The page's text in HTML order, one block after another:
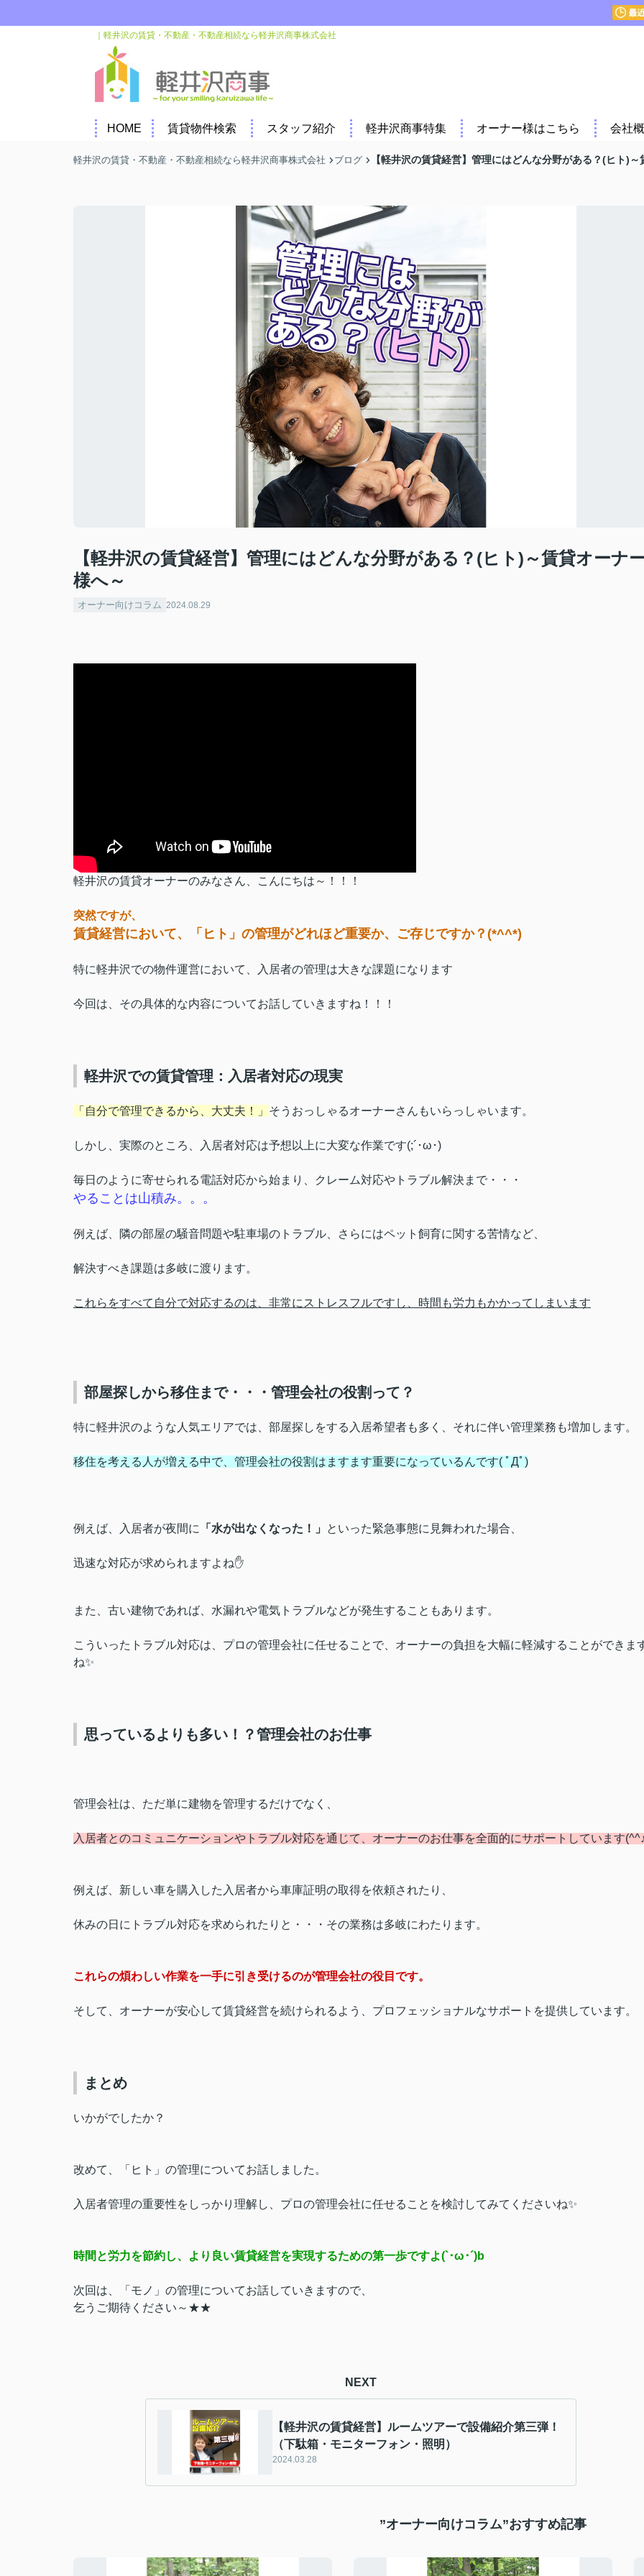
｜軽井沢の賃貸・不動産・不動産相続なら軽井沢商事株式会社
HOME 賃貸物件検索 スタッフ紹介 軽井沢商事特集 オーナー様はこちら 会社
軽井沢の賃貸・不動産・不動産相続なら軽井沢商事株式会社 ブログ 【軽井沢の賃貸経営】管理にはどんな分野がある？(ヒト)
【軽井沢の賃貸経営】管理にはどんな分野がある？(ヒト)～賃貸オーナ
様へ～
オーナー向けコラム 2024.08.29
軽井沢の賃貸オーナーのみなさん、こんにちは～！！！
突然ですが、
賃貸経営において、「ヒト」の管理がどれほど重要か、ご存じですか？(*^^*)
特に軽井沢での物件運営において、入居者の管理は大きな課題になります
今回は、その具体的な内容についてお話していきますね！！！
軽井沢での賃貸管理：入居者対応の現実
「自分で管理できるから、大丈夫！」 そうおっしゃるオーナーさんもいらっしゃいます。
しかし、実際のところ、入居者対応は予想以上に大変な作業です(;´･ω･)
毎日のように寄せられる電話対応から始まり、クレーム対応やトラブル解決まで・・・
やることは山積み。。。
例えば、隣の部屋の騒音問題や駐車場のトラブル、さらにはペット飼育に関する苦情など、
解決すべき課題は多岐に渡ります。
これらをすべて自分で対応するのは、非常にストレスフルですし、時間も労力もかかってしまいます
部屋探しから移住まで・・・管理会社の役割って？
特に軽井沢のような人気エリアでは、部屋探しをする入居希望者も多く、それに伴い管理業務も増加します。
移住を考える人が増える中で、管理会社の役割はますます重要になっているんです( ﾟДﾟ)
例えば、入居者が夜間に 「水が出なくなった！」 といった緊急事態に見舞われた場合、
迅速な対応が求められますよね✋
また、古い建物であれば、水漏れや電気トラブルなどが発生することもあります。
こういったトラブル対応は、プロの管理会社に任せることで、オーナーの負担を大幅に軽減することができま
ね✨
思っているよりも多い！？管理会社のお仕事
管理会社は、ただ単に建物を管理するだけでなく、
入居者とのコミュニケーションやトラブル対応を通じて、 オーナーのお仕事を全面的にサポートしています
例えば、新しい車を購入した入居者から車庫証明の取得を依頼されたり、
休みの日にトラブル対応を求められたりと・・・その業務は多岐にわたります。
これらの煩わしい作業を一手に引き受けるのが管理会社の役目です。
そして、オーナーが安心して賃貸経営を続けられるよう、プロフェッショナルなサポートを提供しています。
まとめ
いかがでしたか？
改めて、「ヒト」の管理についてお話しました。
入居者管理の重要性をしっかり理解し、プロの管理会社に任せることを検討してみてくださいね✨
時間と労力を節約し、より良い賃貸経営を実現するための第一歩ですよ(`･ω･´)b
次回は、「モノ」の管理についてお話していきますので、
乞うご期待ください～★★
NEXT
【軽井沢の賃貸経営】ルームツアーで設備紹介第三弾！
（下駄箱・モニターフォン・照明）
2024.03.28
”オーナー向けコラム”おすすめ記事